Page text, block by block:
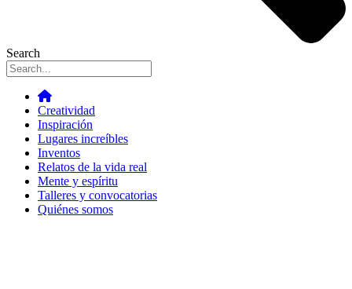
Search
Creatividad
Inspiración
Lugares increíbles
Inventos
Relatos de la vida real
Mente y espíritu
Talleres y convocatorias
Quiénes somos